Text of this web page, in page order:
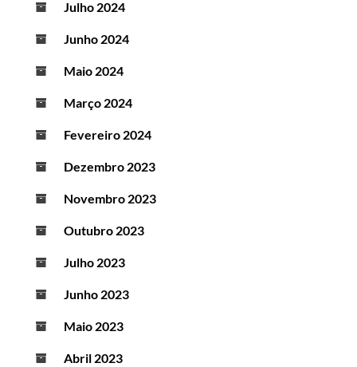
Julho 2024
Junho 2024
Maio 2024
Março 2024
Fevereiro 2024
Dezembro 2023
Novembro 2023
Outubro 2023
Julho 2023
Junho 2023
Maio 2023
Abril 2023